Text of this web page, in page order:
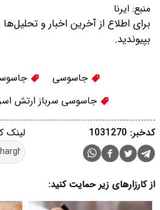
منبع: ایرنا
برای اطلاع از آخرین اخبار و
بپیوندید.
جاسوسی
جاسوسی سرباز ارتش
لینک کدخبر: 1031270
از کارزارهای زیر حمایت کنید: